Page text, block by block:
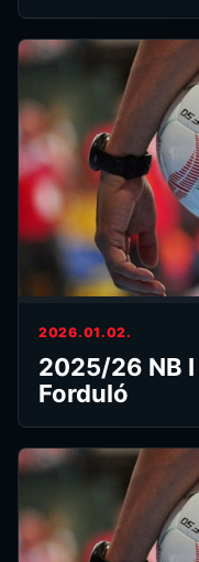
2026.01.02.
2025/26 NB I
Forduló